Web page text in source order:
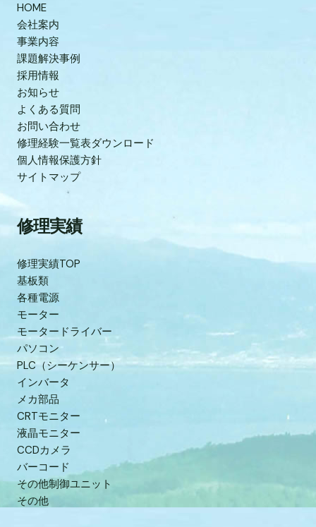
HOME
会社案内
事業内容
課題解決事例
採用情報
お知らせ
よくある質問
お問い合わせ
修理経験一覧表ダウンロード
個人情報保護方針
サイトマップ
修理実績
修理実績TOP
基板類
各種電源
モーター
モータードライバー
パソコン
PLC（シーケンサー）
インバータ
メカ部品
CRTモニター
液晶モニター
CCDカメラ
バーコード
その他制御ユニット
その他